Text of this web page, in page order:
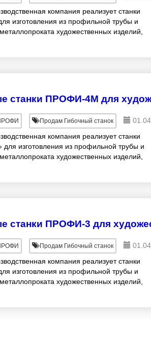
компания реализует станки
изготовления из профильной трубы и
художественных изделий,
Продам Гибочный станок
компания реализует станки
изготовления из профильной трубы и
художественных изделий,
Продам Гибочный станок
компания реализует станки
изготовления из профильной трубы и
художественных изделий,